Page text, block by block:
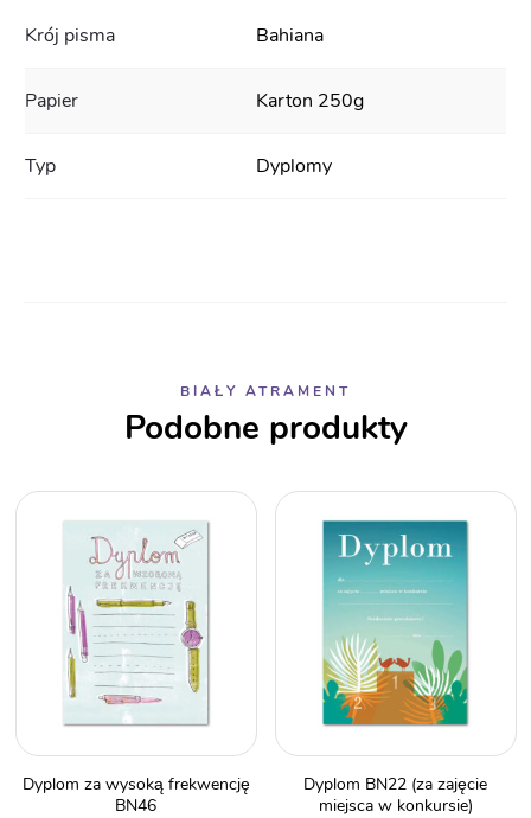
Krój pisma Bahiana
Papier Karton 250g
Typ Dyplomy
BIAŁY ATRAMENT
Podobne produkty
Dyplom za wysoką frekwencję
BN46
Dyplom BN22 (za zajęcie
miejsca w konkursie)